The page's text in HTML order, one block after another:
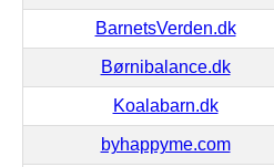
BarnetsVerden.dk
Børnibalance.dk
Koalabarn.dk
byhappyme.com